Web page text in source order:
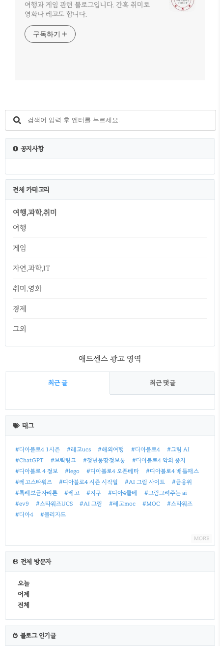
여행과 게임 관련 블로그입니다. 간혹 취미로
영화나 레고도 합니다.
구독하기
공지사항
전체 카테고리
여행,과학,취미
여행
게임
자연,과학,IT
취미,영화
경제
그외
애드센스 광고 영역
최근 글 최근 댓글
최
근
글
태그
#디아블로4 1시즌 #레고ucs #해외여행 #디아블로4
#그림 AI
#ChatGPT
#브릭링크 #청년몽땅정보통
#디아블로4 악의 종자
#디아블로 4 정보
#lego #디아블로4 오픈베타
#디아블로4 배틀패스
#레고스타워즈
#디아블로4 시즌 시작일 #AI 그림 사이트
#금융위
#특례보금자리론
#레고 #지구 #디아4클베
#그림그려주는 ai
#ev9
#스타워즈UCS #AI 그림 #레고moc #MOC
#스타워즈
#디아4
#블리자드
MORE
전체 방문자
오늘
어제
전체
블로그 인기글